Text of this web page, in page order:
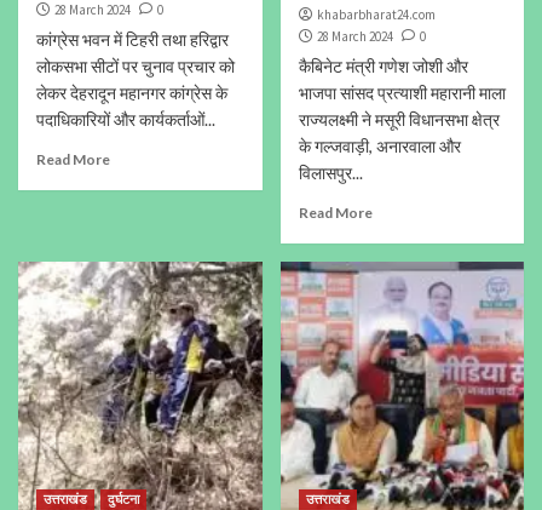
28 March 2024
0
कांग्रेस भवन में टिहरी तथा हरिद्वार
लोकसभा सीटों पर चुनाव प्रचार को
लेकर देहरादून महानगर कांग्रेस के
पदाधिकारियों और कार्यकर्ताओं...
Read More
khabarbharat24.com
28 March 2024
0
कैबिनेट मंत्री गणेश जोशी और
भाजपा सांसद प्रत्याशी महारानी माला
राज्यलक्ष्मी ने मसूरी विधानसभा क्षेत्र
के गल्जवाड़ी, अनारवाला और
विलासपुर...
Read More
उत्तराखंड दुर्घटना उत्तराखंड